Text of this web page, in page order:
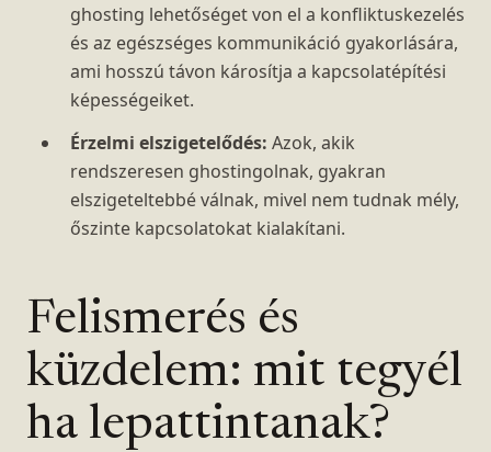
ghosting lehetőséget von el a konfliktuskezelés
és az egészséges kommunikáció gyakorlására,
ami hosszú távon károsítja a kapcsolatépítési
képességeiket.
Érzelmi elszigetelődés: Azok, akik
rendszeresen ghostingolnak, gyakran
elszigeteltebbé válnak, mivel nem tudnak mély,
őszinte kapcsolatokat kialakítani.
Felismerés és
küzdelem: mit tegyél
ha lepattintanak?